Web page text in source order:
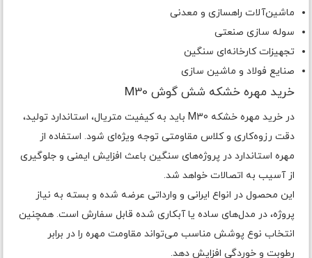
ماشین‌آلات راهسازی و معدنی
سوله سازی صنعتی
تجهیزات کارخانه‌ای سنگین
صنایع فولاد و ماشین سازی
خرید مهره خشکه شش گوش M30
در خرید مهره خشکه M30 باید به کیفیت متریال، استاندارد تولید،
دقت رزوه‌کاری و کلاس مقاومتی توجه ویژه‌ای شود. استفاده از
مهره استاندارد در پروژه‌های سنگین باعث افزایش ایمنی و جلوگیری
از آسیب به اتصالات خواهد شد.
این محصول در انواع ایرانی و وارداتی عرضه شده و بسته به نیاز
پروژه، در مدل‌های ساده یا آبکاری شده قابل سفارش است. همچنین
انتخاب نوع پوشش مناسب می‌تواند مقاومت مهره را در برابر
رطوبت و خوردگی افزایش دهد.